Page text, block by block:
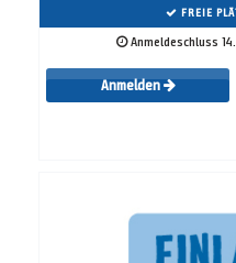
FREIE
Anmeldeschluss
Anmelden